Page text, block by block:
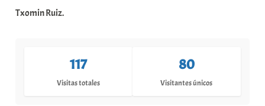
Txomin Ruiz.
117
Visitas totales
80
Visitantes únicos